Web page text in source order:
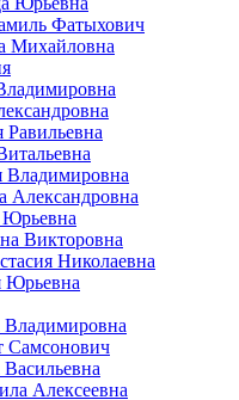
Фатыхович
Михайловна
Равильевна
Владимировна
Александровна
Юрьевна
Викторовна
Николаевна
Юрьевна
Владимировна
Самсонович
Васильевна
Алексеевна